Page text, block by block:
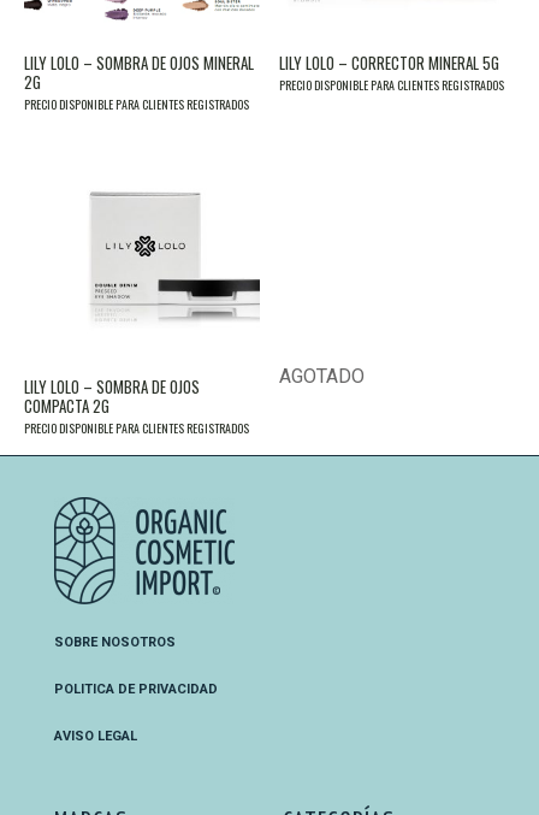
LILY LOLO – SOMBRA DE OJOS MINERAL
2G
PRECIO DISPONIBLE PARA CLIENTES REGISTRADOS
LILY LOLO – CORRECTOR MINERAL 5G
PRECIO DISPONIBLE PARA CLIENTES REGISTRADOS
AGOTADO
LILY LOLO – SOMBRA DE OJOS
COMPACTA 2G
PRECIO DISPONIBLE PARA CLIENTES REGISTRADOS
SOBRE NOSOTROS
POLITICA DE PRIVACIDAD
AVISO LEGAL